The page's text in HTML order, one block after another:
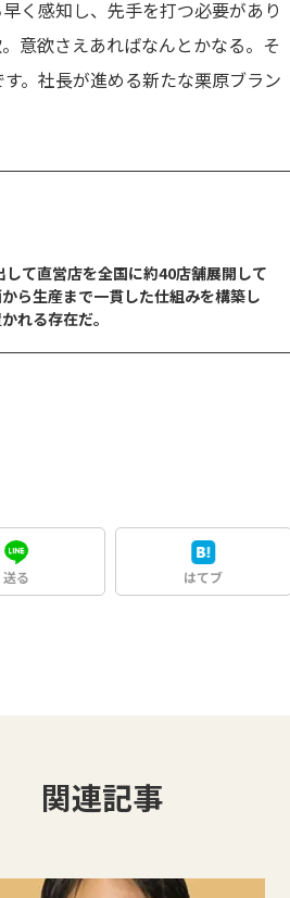
く感知し、先手を打つ必要があり
意欲さえあればなんとかなる。そ
。社長が進める新たな栗原ブラン
て直営店を全国に約40店舗展開して
ら生産まで一貫した仕組みを構築し
れる存在だ。
送る はてブ
関連記事